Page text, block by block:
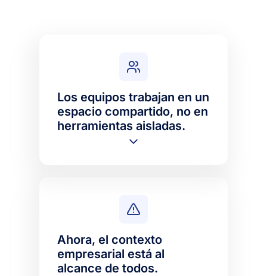
Los equipos trabajan en un
espacio compartido, no en
herramientas aisladas.
Ahora, el contexto
empresarial está al
alcance de todos.